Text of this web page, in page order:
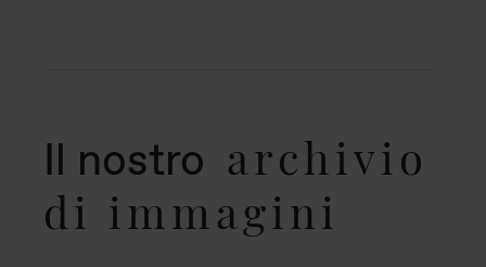
Il nostro archivio
di immagini